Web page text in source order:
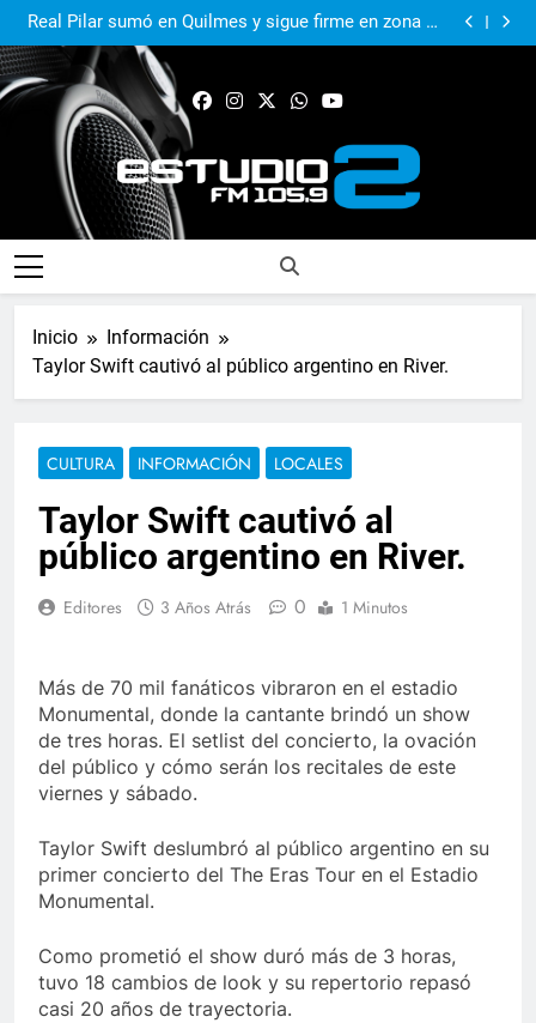
e identidad
Real Pilar sumó en Quilmes y sigue firme en zona de
Reducido
Murió Jorge Messi, el papá del 10 de la selección
El Municipio acompañó al Centro Papa Francisco en
El Municipio sigue apoyando los espacios de cultura
Real Pilar sumó en Quilmes y sigue firme en zona de
Murió Jorge Messi, el papá del 10 de la selección
argentina
FM Estudio 2
Inicio
Información
Taylor Swift cautivó al público argentino en River.
CULTURA INFORMACIÓN LOCALES
Taylor Swift cautivó al
público argentino en River.
Editores 3 Años Atrás 0 1 Minutos
Más de 70 mil fanáticos vibraron en el estadio
Monumental, donde la cantante brindó un show
de tres horas. El setlist del concierto, la ovación
del público y cómo serán los recitales de este
viernes y sábado.
Taylor Swift deslumbró al público argentino en su
primer concierto del The Eras Tour en el Estadio
Monumental.
Como prometió el show duró más de 3 horas,
tuvo 18 cambios de look y su repertorio repasó
casi 20 años de trayectoria.